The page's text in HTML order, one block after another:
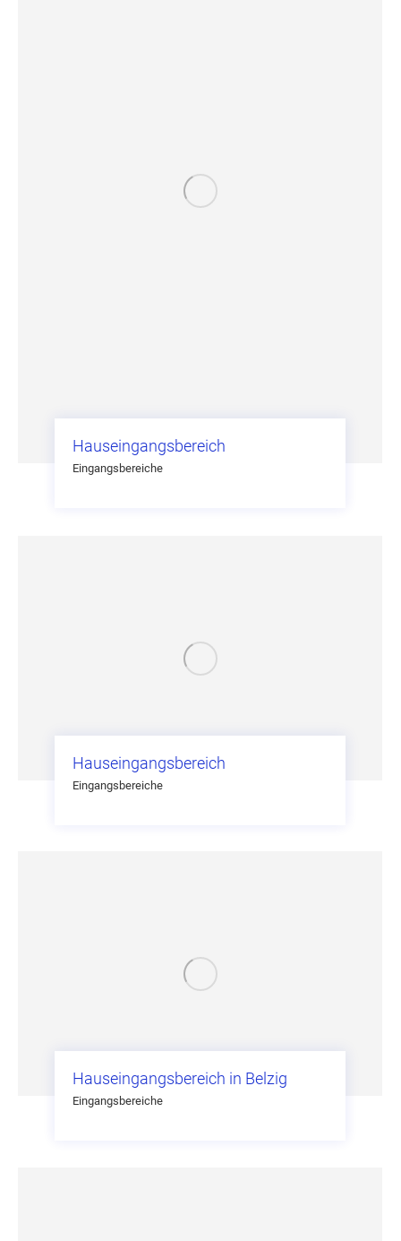
Hauseingangsbereich
Eingangsbereiche
Hauseingangsbereich
Eingangsbereiche
Hauseingangsbereich in Belzig
Eingangsbereiche